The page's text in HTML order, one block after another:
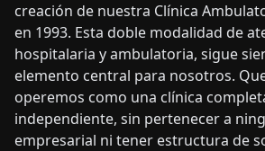
creación de nuestra Clínica
en 1993. Esta doble modalidad de
hospitalaria y ambulatoria, sigue
elemento central para nosotros.
operemos como una clínica
independiente, sin pertenecer a
empresarial ni tener estructura de